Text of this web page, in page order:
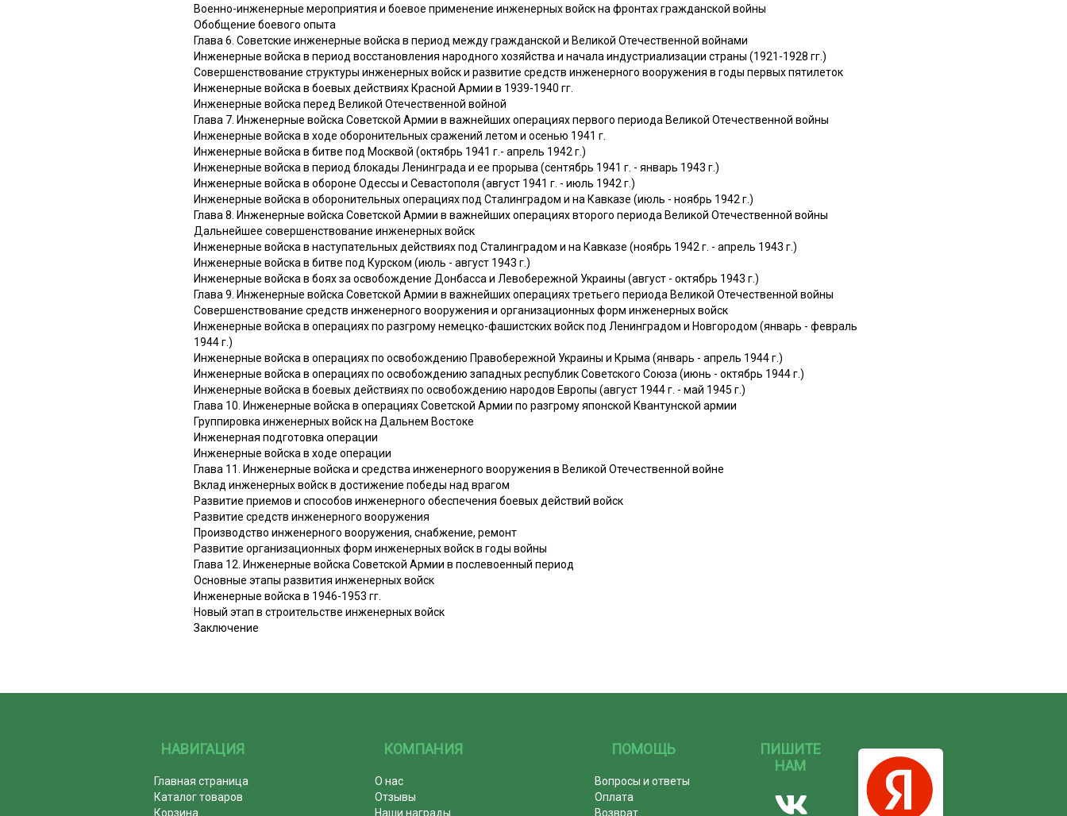
Военно-инженерные мероприятия и боевое применение инженерных войск на фронтах гражданской войны
Обобщение боевого опыта
Глава 6. Советские инженерные войска в период между гражданской и Великой Отечественной войнами
Инженерные войска в период восстановления народного хозяйства и начала индустриализации страны (1921-1928 гг.)
Совершенствование структуры инженерных войск и развитие средств инженерного вооружения в годы первых пятилеток
Инженерные войска в боевых действиях Красной Армии в 1939-1940 гг.
Инженерные войска перед Великой Отечественной войной
Глава 7. Инженерные войска Советской Армии в важнейших операциях первого периода Великой Отечественной войны
Инженерные войска в ходе оборонительных сражений летом и осенью 1941 г.
Инженерные войска в битве под Москвой (октябрь 1941 г.- апрель 1942 г.)
Инженерные войска в период блокады Ленинграда и ее прорыва (сентябрь 1941 г. - январь 1943 г.)
Инженерные войска в обороне Одессы и Севастополя (август 1941 г. - июль 1942 г.)
Инженерные войска в оборонительных операциях под Сталинградом и на Кавказе (июль - ноябрь 1942 г.)
Глава 8. Инженерные войска Советской Армии в важнейших операциях второго периода Великой Отечественной войны
Дальнейшее совершенствование инженерных войск
Инженерные войска в наступательных действиях под Сталинградом и на Кавказе (ноябрь 1942 г. - апрель 1943 г.)
Инженерные войска в битве под Курском (июль - август 1943 г.)
Инженерные войска в боях за освобождение Донбасса и Левобережной Украины (август - октябрь 1943 г.)
Глава 9. Инженерные войска Советской Армии в важнейших операциях третьего периода Великой Отечественной войны
Совершенствование средств инженерного вооружения и организационных форм инженерных войск
Инженерные войска в операциях по разгрому немецко-фашистских войск под Ленинградом и Новгородом (январь - февраль
1944 г.)
Инженерные войска в операциях по освобождению Правобережной Украины и Крыма (январь - апрель 1944 г.)
Инженерные войска в операциях по освобождению западных республик Советского Союза (июнь - октябрь 1944 г.)
Инженерные войска в боевых действиях по освобождению народов Европы (август 1944 г. - май 1945 г.)
Глава 10. Инженерные войска в операциях Советской Армии по разгрому японской Квантунской армии
Группировка инженерных войск на Дальнем Востоке
Инженерная подготовка операции
Инженерные войска в ходе операции
Глава 11. Инженерные войска и средства инженерного вооружения в Великой Отечественной войне
Вклад инженерных войск в достижение победы над врагом
Развитие приемов и способов инженерного обеспечения боевых действий войск
Развитие средств инженерного вооружения
Производство инженерного вооружения, снабжение, ремонт
Развитие организационных форм инженерных войск в годы войны
Глава 12. Инженерные войска Советской Армии в послевоенный период
Основные этапы развития инженерных войск
Инженерные войска в 1946-1953 гг.
Новый этап в строительстве инженерных войск
Заключение
НАВИГАЦИЯ
Главная страница
Каталог товаров
Корзина
КОМПАНИЯ
О нас
Отзывы
Наши награды
ПОМОЩЬ
Вопросы и ответы
Оплата
Возврат
ПИШИТЕ
НАМ